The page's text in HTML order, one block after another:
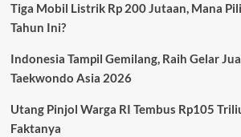
Tiga Mobil Listrik Rp 200 Jutaan, Mana
Tahun Ini?
Indonesia Tampil Gemilang, Raih Gelar
Taekwondo Asia 2026
Utang Pinjol Warga RI Tembus Rp105
Faktanya